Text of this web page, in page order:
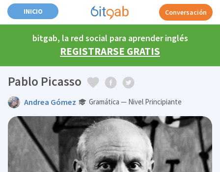
INICIO Conversación
bitgab, la red social para aprender inglés
REGISTRARSE GRATIS
Pablo Picasso
Andrea Gómez Gramática — Nivel Principiante